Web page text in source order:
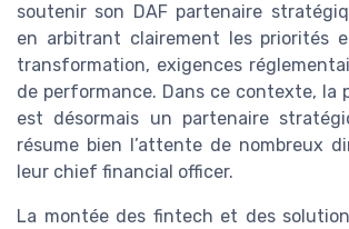
soutenir son DAF partenaire
en arbitrant clairement les priorités
transformation, exigences
de performance. Dans ce contexte, la
est désormais un partenaire
résume bien l’attente de nombreux
leur chief financial officer.
La montée des fintech et des